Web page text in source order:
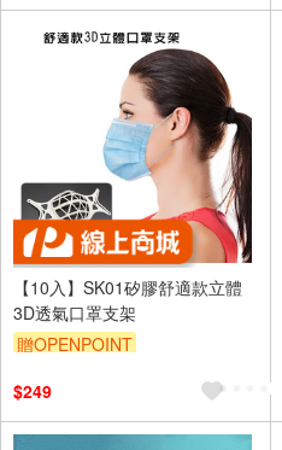
【10入】SK01矽膠舒適款立體
3D透氣口罩支架
贈OPENPOINT
$249